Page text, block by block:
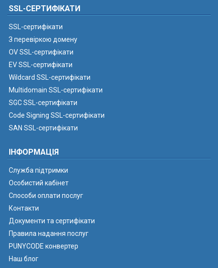
SSL-СЕРТИФІКАТИ
SSL-сертифікати
З перевіркою домену
OV SSL-сертифікати
EV SSL-сертифікати
Wildcard SSL-сертифікати
Multidomain SSL-сертифікати
SGC SSL-сертифікати
Code Signing SSL-сертифікати
SAN SSL-сертифікати
ІНФОРМАЦІЯ
Служба підтримки
Особистий кабінет
Способи оплати послуг
Контакти
Документи та сертифікати
Правила надання послуг
PUNYCODE конвертер
Наш блог